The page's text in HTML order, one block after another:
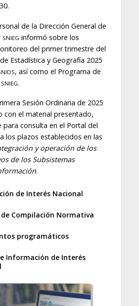
de la Dirección General de
SNIEG informó sobre los
del primer trimestre del
Estadística y Geografía 2025
, así como el Programa de
SNIEG.
Sesión Ordinaria de 2025
con el material presentado,
para consulta en el Portal del
los plazos establecidos en las
y operación de los
de los Subsistemas
.
de Interés Nacional
Compilación Normativa
programáticos
Información de Interés